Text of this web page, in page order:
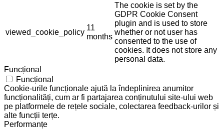
viewed_cookie_policy
11
months
The cookie is set by the
GDPR Cookie Consent
plugin and is used to store
whether or not user has
consented to the use of
cookies. It does not store any
personal data.
Funcțional
Funcțional
Cookie-urile funcționale ajută la îndeplinirea anumitor
funcționalități, cum ar fi partajarea conținutului site-ului web
pe platformele de rețele sociale, colectarea feedback-urilor și
alte funcții terțe.
Performanțe